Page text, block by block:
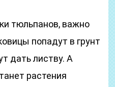
тюльпанов, важно
попадут в грунт
дать листву. А
растения